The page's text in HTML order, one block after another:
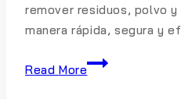
remover residuos, polvo
manera rápida, segura y
Read More
Aspiradoras